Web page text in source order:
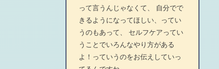
って言うんじゃなくて、 自分でで
きるようになってほしい、ってい
うのもあって、 セルフケアってい
うことでいろんなやり方がある
よ！っていうのをお伝えしていっ